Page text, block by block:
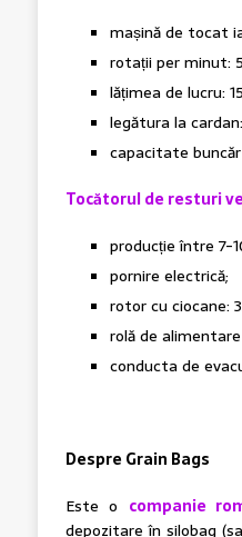
mașină de tocat
rotații per minut:
lățimea de lucru:
legătura la
capacitate
Tocătorul de resturi
producție între 7-
pornire electrică;
rotor cu ciocane:
rolă de
conducta de
Despre Grain Bags
Este o companie
depozitare în silobag